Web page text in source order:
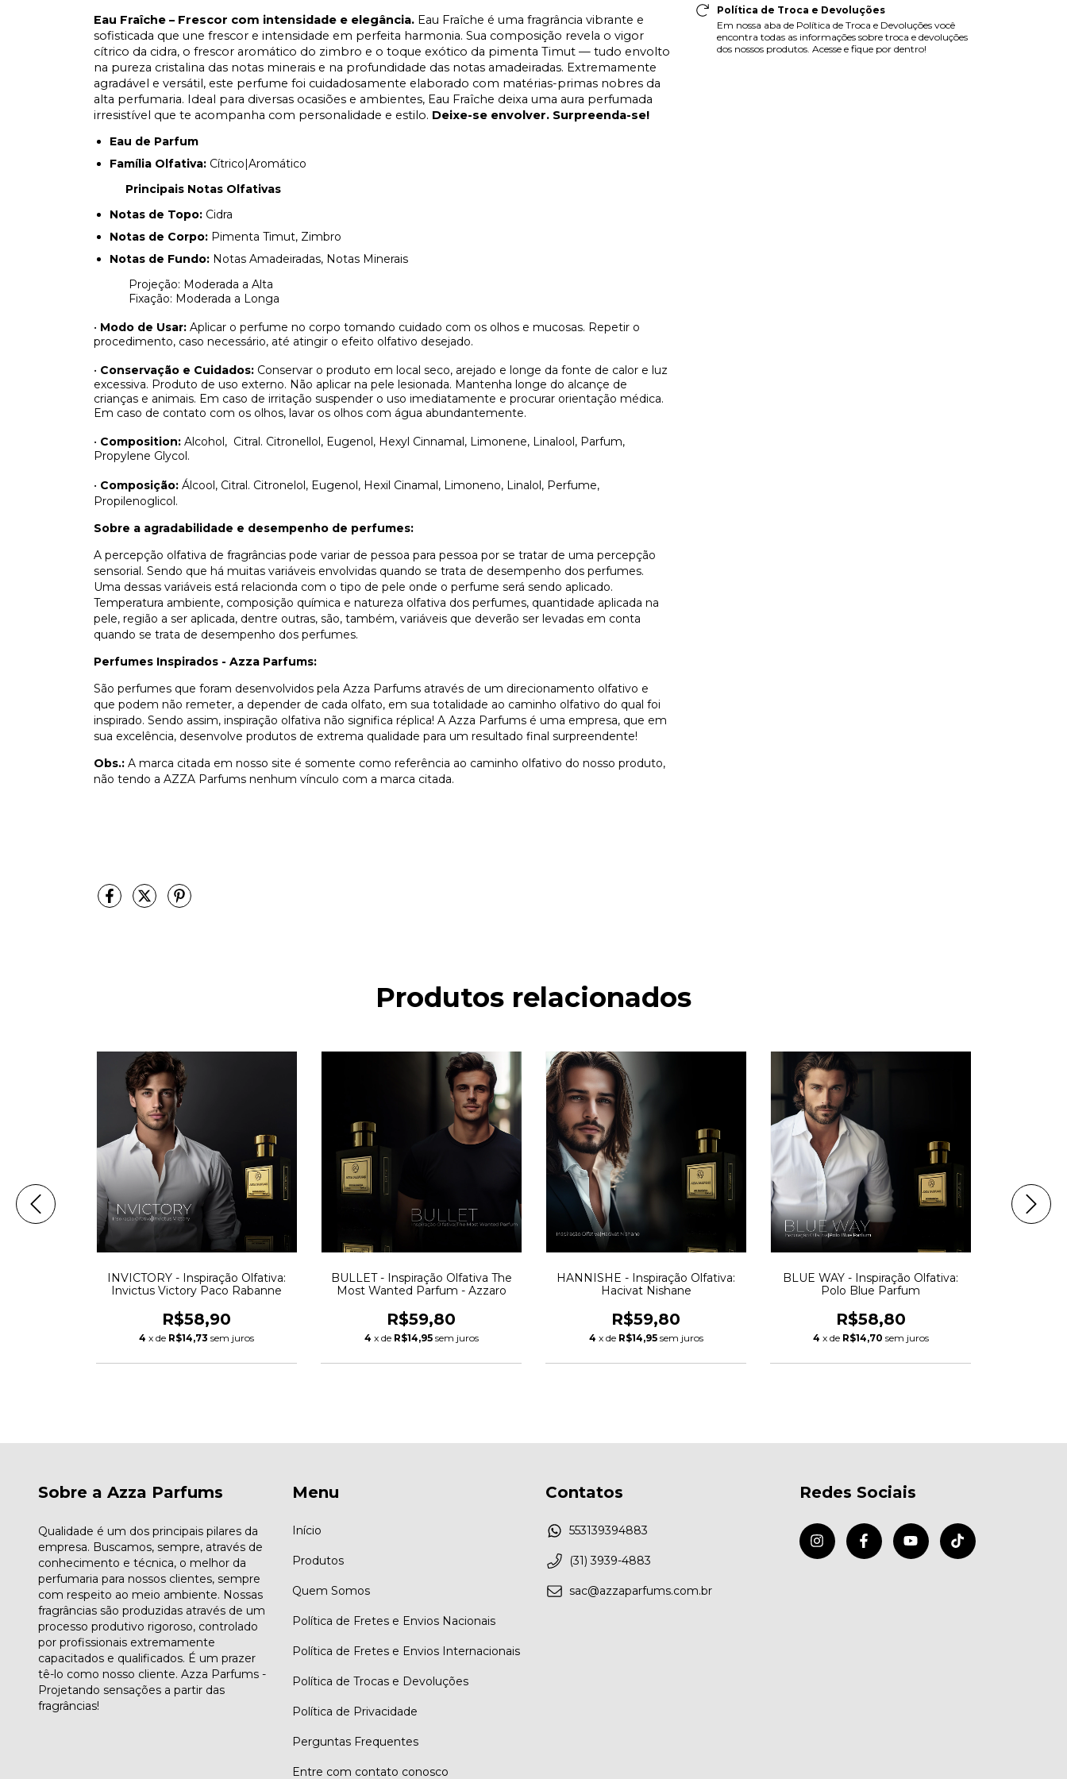
Eau Fraîche – Frescor com intensidade e elegância. Eau Fraîche é uma fragrância vibrante e
sofisticada que une frescor e intensidade em perfeita harmonia. Sua composição revela o vigor
cítrico da cidra, o frescor aromático do zimbro e o toque exótico da pimenta Timut — tudo envolto
na pureza cristalina das notas minerais e na profundidade das notas amadeiradas. Extremamente
agradável e versátil, este perfume foi cuidadosamente elaborado com matérias-primas nobres da
alta perfumaria. Ideal para diversas ocasiões e ambientes, Eau Fraîche deixa uma aura perfumada
irresistível que te acompanha com personalidade e estilo. Deixe-se envolver. Surpreenda-se!
Eau de Parfum
Família Olfativa: Cítrico|Aromático
Principais Notas Olfativas
Notas de Topo: Cidra
Notas de Corpo: Pimenta Timut, Zimbro
Notas de Fundo: Notas Amadeiradas, Notas Minerais
Projeção: Moderada a Alta
Fixação: Moderada a Longa
• Modo de Usar: Aplicar o perfume no corpo tomando cuidado com os olhos e mucosas. Repetir o
procedimento, caso necessário, até atingir o efeito olfativo desejado.
• Conservação e Cuidados: Conservar o produto em local seco, arejado e longe da fonte de calor e luz
excessiva. Produto de uso externo. Não aplicar na pele lesionada. Mantenha longe do alcançe de
crianças e animais. Em caso de irritação suspender o uso imediatamente e procurar orientação médica.
Em caso de contato com os olhos, lavar os olhos com água abundantemente.
• Composition: Alcohol, Citral. Citronellol, Eugenol, Hexyl Cinnamal, Limonene, Linalool, Parfum,
Propylene Glycol.
• Composição: Álcool, Citral. Citronelol, Eugenol, Hexil Cinamal, Limoneno, Linalol, Perfume,
Propilenoglicol.
Sobre a agradabilidade e desempenho de perfumes:
A percepção olfativa de fragrâncias pode variar de pessoa para pessoa por se tratar de uma percepção
sensorial. Sendo que há muitas variáveis envolvidas quando se trata de desempenho dos perfumes.
Uma dessas variáveis está relacionda com o tipo de pele onde o perfume será sendo aplicado.
Temperatura ambiente, composição química e natureza olfativa dos perfumes, quantidade aplicada na
pele, região a ser aplicada, dentre outras, são, também, variáveis que deverão ser levadas em conta
quando se trata de desempenho dos perfumes.
Perfumes Inspirados - Azza Parfums:
São perfumes que foram desenvolvidos pela Azza Parfums através de um direcionamento olfativo e
que podem não remeter, a depender de cada olfato, em sua totalidade ao caminho olfativo do qual foi
inspirado. Sendo assim, inspiração olfativa não significa réplica! A Azza Parfums é uma empresa, que em
sua excelência, desenvolve produtos de extrema qualidade para um resultado final surpreendente!
Obs.: A marca citada em nosso site é somente como referência ao caminho olfativo do nosso produto,
não tendo a AZZA Parfums nenhum vínculo com a marca citada.
Política de Troca e Devoluções
Em nossa aba de Política de Troca e Devoluções você
encontra todas as informações sobre troca e devoluções
dos nossos produtos. Acesse e fique por dentro!
Produtos relacionados
INVICTORY - Inspiração Olfativa:
Invictus Victory Paco Rabanne
R$58,90
4 x de R$14,73 sem juros
BULLET - Inspiração Olfativa The
Most Wanted Parfum - Azzaro
R$59,80
4 x de R$14,95 sem juros
HANNISHE - Inspiração Olfativa:
Hacivat Nishane
R$59,80
4 x de R$14,95 sem juros
BLUE WAY - Inspiração Olfativa:
Polo Blue Parfum
R$58,80
4 x de R$14,70 sem juros
Sobre a Azza Parfums
Qualidade é um dos principais pilares da
empresa. Buscamos, sempre, através de
conhecimento e técnica, o melhor da
perfumaria para nossos clientes, sempre
com respeito ao meio ambiente. Nossas
fragrâncias são produzidas através de um
processo produtivo rigoroso, controlado
por profissionais extremamente
capacitados e qualificados. É um prazer
tê-lo como nosso cliente. Azza Parfums -
Projetando sensações a partir das
fragrâncias!
Menu
Início
Produtos
Quem Somos
Política de Fretes e Envios Nacionais
Política de Fretes e Envios Internacionais
Política de Trocas e Devoluções
Política de Privacidade
Perguntas Frequentes
Entre com contato conosco
Contatos
553139394883
(31) 3939-4883
sac@azzaparfums.com.br
Redes Sociais